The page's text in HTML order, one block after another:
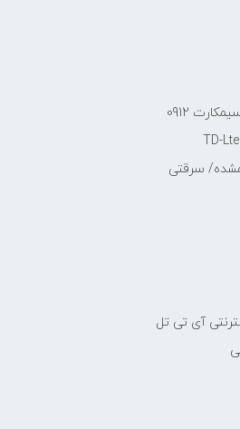
0912
سرقتی
آی تی تل